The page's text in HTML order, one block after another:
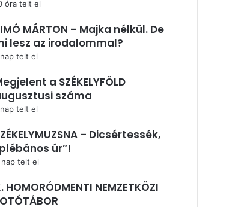
óra telt el
MÁRTON – Majka nélkül. De
lesz az irodalommal?
telt el
a SZÉKELYFÖLD
száma
telt el
– Dicsértessék,
úr”!
nap telt el
HOMORÓDMENTI NEMZETKÖZI